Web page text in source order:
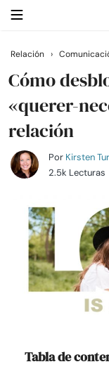
Buscar
Casarse
Relaciones
Familia
Ayuda
Cursos
Relación ›
Cómo
«querer-
relación
Por Kirsten
2.5k Lecturas
Tabla de